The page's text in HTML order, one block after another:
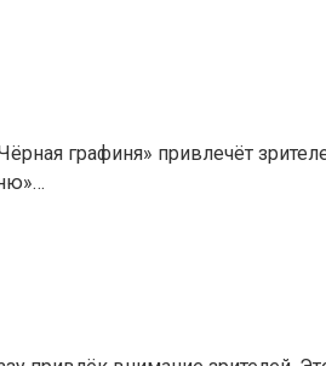
графиня» привлечёт